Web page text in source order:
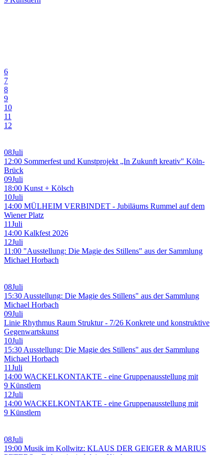
6
7
8
9
10
11
12
08Juli
12:00 Sommerfest und Kunstprojekt „In Zukunft kreativ" Köln-
Brück
09Juli
18:00 Kunst + Kölsch
10Juli
14:00 MÜLHEIM VERBINDET - Jubiläums Rummel auf dem
Wiener Platz
11Juli
14:00 Kalkfest 2026
12Juli
11:00 "Ausstellung: Die Magie des Stillens" aus der Sammlung
Michael Horbach
08Juli
15:30 Ausstellung: Die Magie des Stillens" aus der Sammlung
Michael Horbach
09Juli
Linie Rhythmus Raum Struktur - 7/26 Konkrete und konstruktive
Gegenwartskunst
10Juli
15:30 Ausstellung: Die Magie des Stillens" aus der Sammlung
Michael Horbach
11Juli
14:00 WACKELKONTAKTE - eine Gruppenausstellung mit
9 Künstlern
12Juli
14:00 WACKELKONTAKTE - eine Gruppenausstellung mit
9 Künstlern
08Juli
19:00 Musik im Kollwitz: KLAUS DER GEIGER & MARIUS